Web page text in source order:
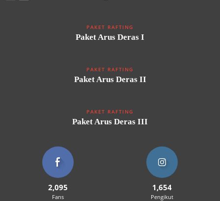
PAKET RAFTING
Paket Arus Deras I
PAKET RAFTING
Paket Arus Deras II
PAKET RAFTING
Paket Arus Deras III
2,095
Fans
1,654
Pengikut